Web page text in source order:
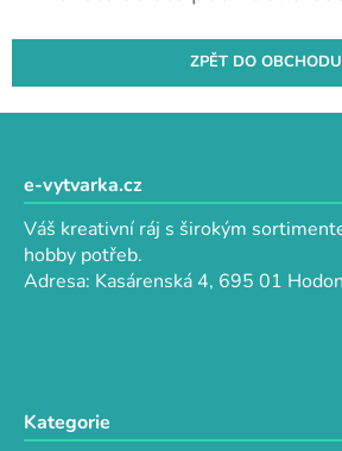
ZPĚT DO OBCHODU
e-vytvarka.cz
Váš kreativní ráj s širokým
hobby potřeb.
Adresa: Kasárenská 4, 695 01
Kategorie